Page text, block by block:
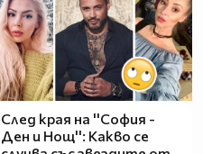
След края на ''София -
Ден и Нощ'': Какво се